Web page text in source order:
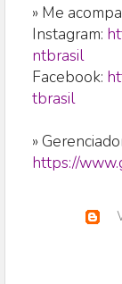
» Me
Instagram:
ntbrasil
Facebook:
tbrasil
»
https://